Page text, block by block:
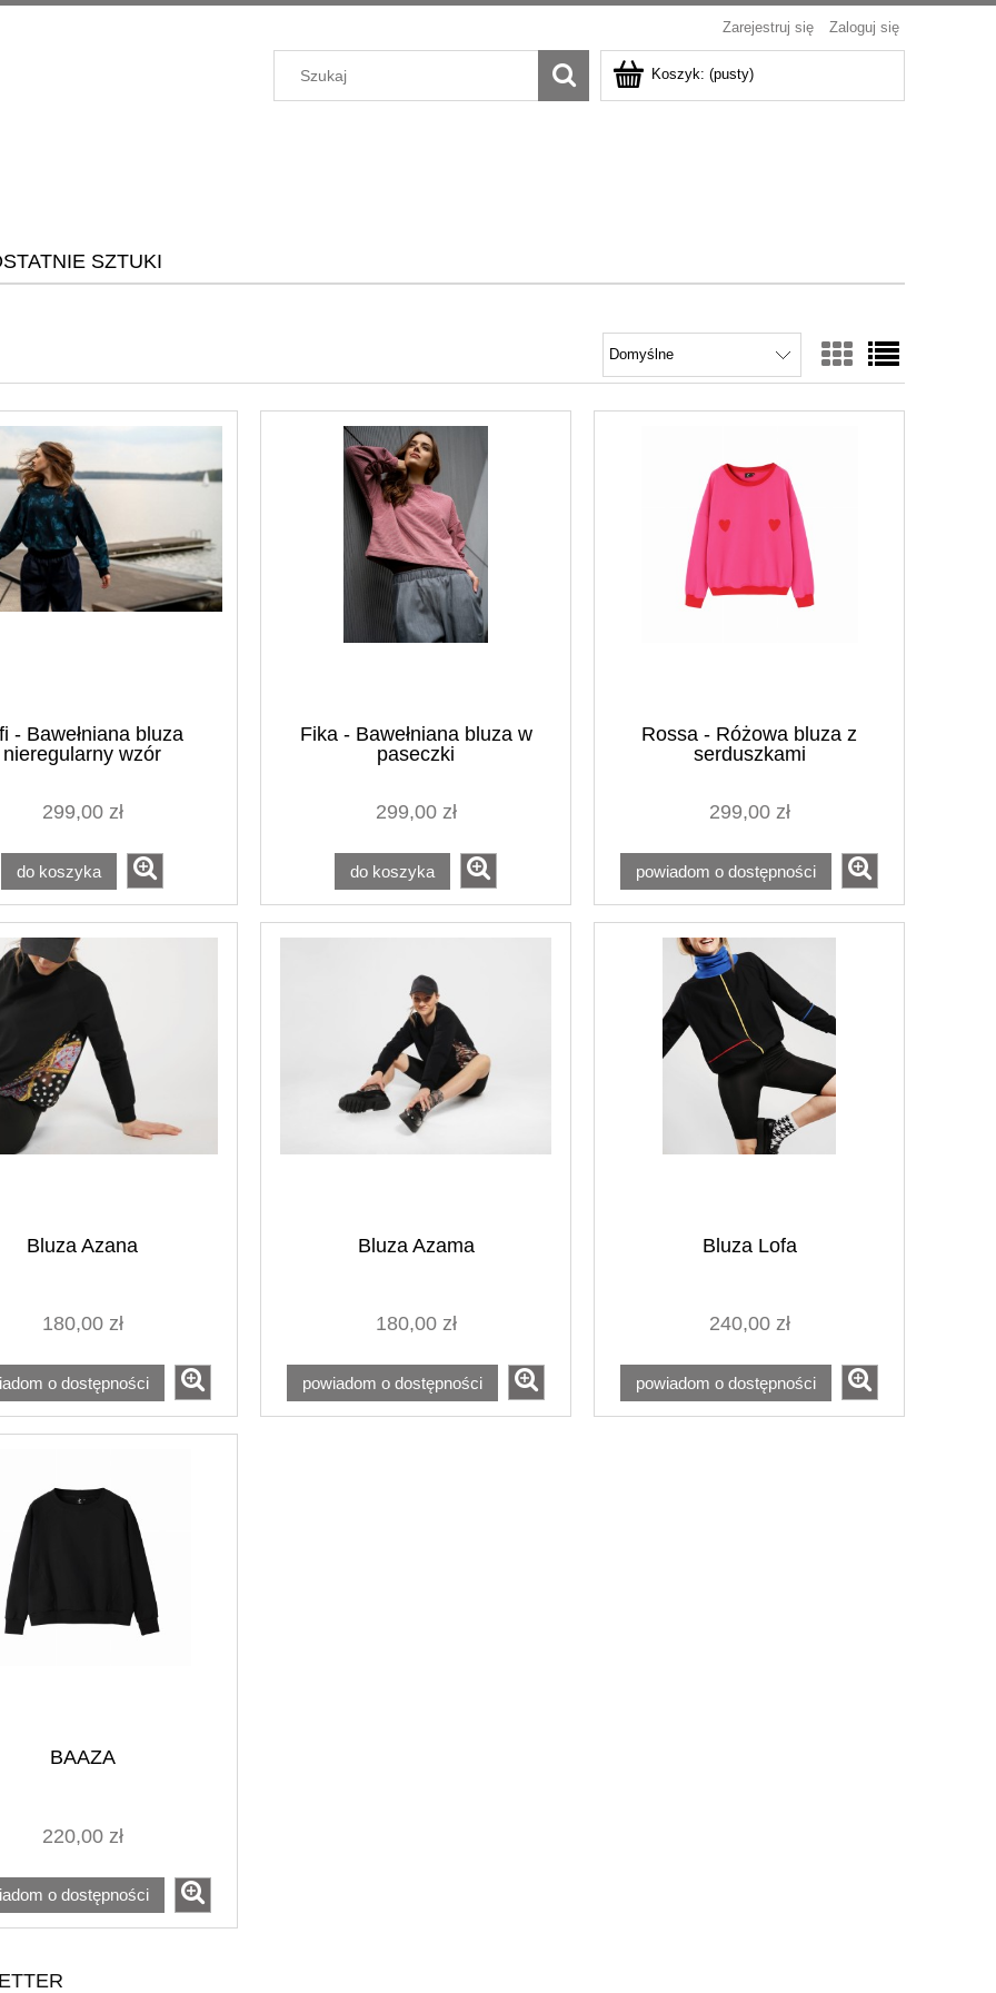
Zarejestruj się Zaloguj się
Koszyk: (pusty)
SZTUKI
- Bawełniana bluza
nieregularny wzór
299,00 zł
do koszyka
Fika - Bawełniana bluza w
paseczki
299,00 zł
do koszyka
Rossa - Różowa bluza z
serduszkami
299,00 zł
powiadom o dostępności
Bluza Azana
180,00 zł
o dostępności
Bluza Azama
180,00 zł
powiadom o dostępności
Bluza Lofa
240,00 zł
powiadom o dostępności
BAAZA
220,00 zł
o dostępności